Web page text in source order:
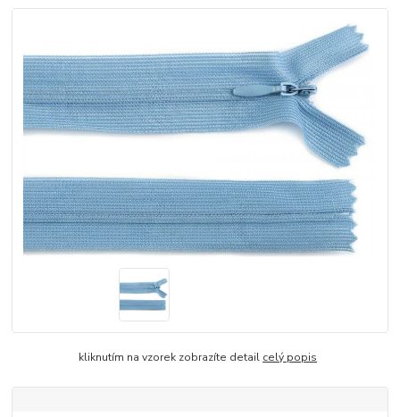
kliknutím na vzorek zobrazíte detail celý popis